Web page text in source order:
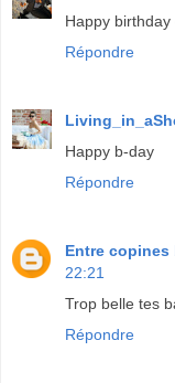
Happy
Répondre
Happy b-day
Répondre
Entre copines
22:21
Trop belle tes
Répondre